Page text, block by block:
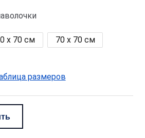
x 70 см 70 x 70 см
размеров